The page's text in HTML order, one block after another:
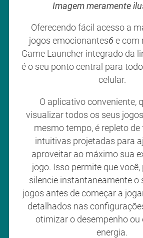
Imagem meramente
Oferecendo fácil acesso a
jogos emocionantes6 e com
Game Launcher integrado da
é o seu ponto central para
celular.
O aplicativo conveniente,
visualizar todos os seus
mesmo tempo, é repleto
intuitivas projetadas para
aproveitar ao máximo sua
jogo. Isso permite que você,
silencie instantaneamente o
jogos antes de começar a
detalhados nas
otimizar o desempenho ou
energia.